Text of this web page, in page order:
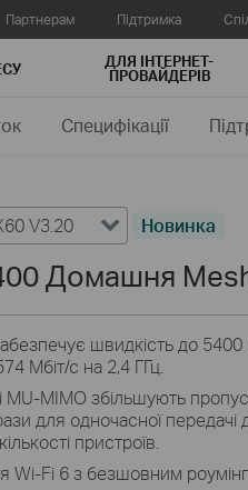
Партнерам Підтримка
ДЛЯ ІНТЕРНЕТ-
ПРОВАЙДЕРІВ
Специфікації
V3.20 Новинка
Домашня
швидкість до
Мбіт/с на 2,4 ГГц.
MU-MIMO збільшують
для одночасної передачі
пристроїв.
Wi-Fi 6 з безшовним